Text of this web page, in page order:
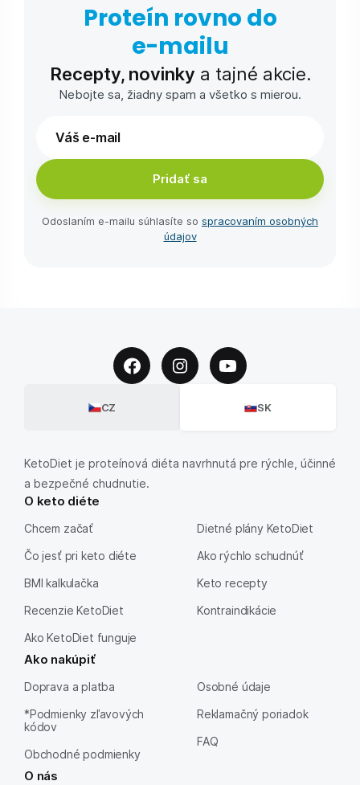
Proteín rovno do
e-⁠mailu
Recepty, novinky a tajné akcie.
Nebojte sa, žiadny spam a všetko s mierou.
Pridať sa
Odoslaním e-⁠mailu súhlasíte so spracovaním osobných
údajov
CZ SK
KetoDiet je proteínová diéta navrhnutá pre rýchle, účinné
a bezpečné chudnutie.
O keto diéte
Chcem začať
Čo jesť pri keto diéte
BMI kalkulačka
Recenzie KetoDiet
Ako KetoDiet funguje
Dietné plány KetoDiet
Ako rýchlo schudnúť
Keto recepty
Kontraindikácie
Ako nakúpiť
Doprava a platba
*Podmienky zľavových
kódov
Obchodné podmienky
Osobné údaje
Reklamačný poriadok
FAQ
O nás